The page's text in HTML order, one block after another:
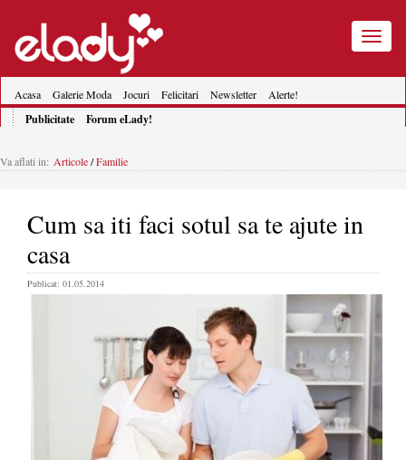
Toggle
Acasa Galerie Moda Jocuri Felicitari Newsletter Alerte!
Publicitate Forum eLady!
Va aflati in: Articole/Familie
Cum sa iti faci sotul sa te ajute in
casa
Publicat: 01.05.2014